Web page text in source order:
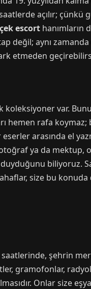
açılır; çünkü
escort hanımların
değil; aynı
etmeden
var.
hemen rafa koymaz;
arasında el
ya da mektup,
biliyoruz.
size bu
saatlerinde, şehrin
gramofonlar,
Onlar size